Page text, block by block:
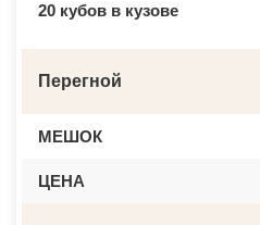
20 кубов в кузове
Перегной
МЕШОК
ЦЕНА